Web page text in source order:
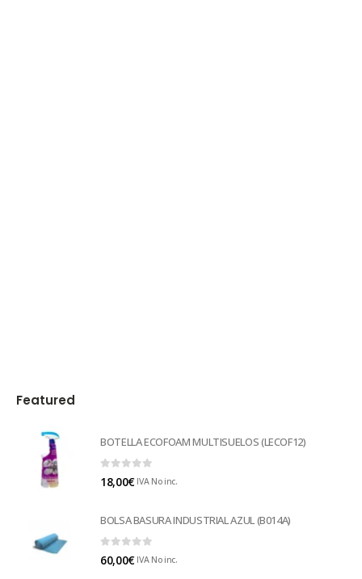
Featured
BOTELLA ECOFOAM MULTISUELOS (LECOF12)
18,00€ IVA No inc.
BOLSA BASURA INDUSTRIAL AZUL (B014A)
0 out of 5
60,00€ IVA No inc.